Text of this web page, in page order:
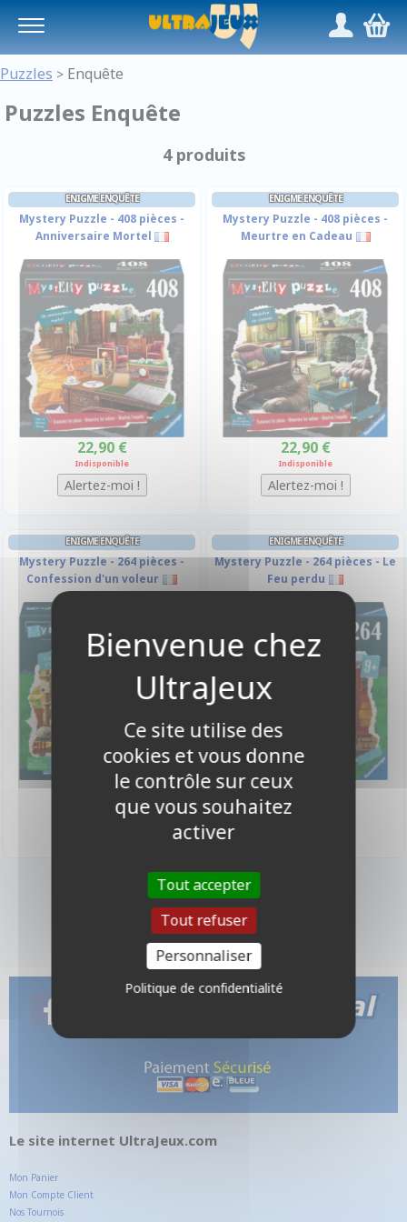
/,
Puzzles > Enquête
Puzzles Enquête
4 produits
ENIGME ENQUÊTE
Mystery Puzzle - 408 pièces -
Anniversaire Mortel
22,90 €
Indisponible
ENIGME ENQUÊTE
Mystery Puzzle - 408 pièces -
Meurtre en Cadeau
22,90 €
Indisponible
ENIGME ENQUÊTE
Mystery Puzzle - 264 pièces -
Confession d'un voleur
20,90 €
Indisponible
ENIGME ENQUÊTE
Mystery Puzzle - 264 pièces - Le
Feu perdu
20,90 €
Disponible
4 produits
Le site internet UltraJeux.com
Mon Panier
Mon Compte Client
Nos Tournois
Ce site utilise des
cookies et vous donne
le contrôle sur ceux
que vous souhaitez
activer
Tout accepter
Tout refuser
Personnaliser
Politique de confidentialité